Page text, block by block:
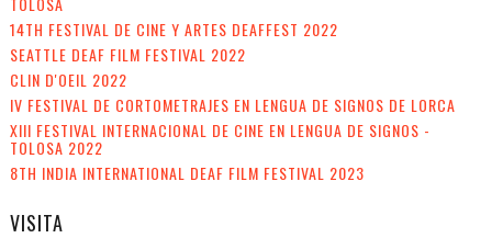
14TH FESTIVAL DE CINE Y ARTES DEAFFEST 2022
SEATTLE DEAF FILM FESTIVAL 2022
CLIN D'OEIL 2022
IV FESTIVAL DE CORTOMETRAJES EN LENGUA DE SIGNOS DE LORCA
XIII FESTIVAL INTERNACIONAL DE CINE EN LENGUA DE SIGNOS -
TOLOSA 2022
8TH INDIA INTERNATIONAL DEAF FILM FESTIVAL 2023
VISITA